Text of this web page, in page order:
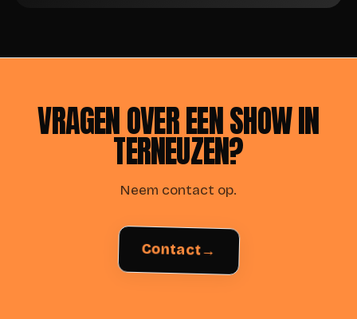
VRAGEN OVER EEN SHOW IN
TERNEUZEN?
Neem contact op.
Contact→